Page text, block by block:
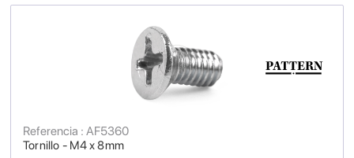
Tornillo - M4 x 8mm
Referencia : AF5360